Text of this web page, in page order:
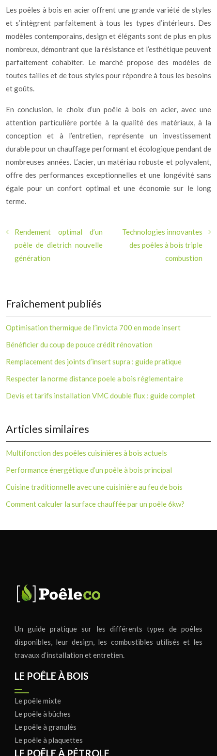
Les poêles à bois en acier offrent une grande variété de styles
et s’intègrent parfaitement à tous les types d’intérieurs. Des
modèles contemporains, design et élégants sont de plus en plus
nombreux, démontrant que la résistance et l’esthétique peuvent
parfaitement cohabiter. Le marché propose des modèles de
toutes tailles et de tous styles pour répondre à tous les besoins
et goûts.
En conclusion, le choix d’un poêle à bois en acier, avec une
attention particulière portée à la qualité des matériaux, à la
conception et à l’entretien, représente un investissement
durable pour un chauffage performant et écologique pendant de
nombreuses années. L’acier, un matériau robuste et polyvalent,
offre des performances exceptionnelles et une longévité sans
égale pour un confort optimal et une économie sur le long
terme.
Rendement optimal d’un
poêle de dietrich nouvelle
génération
Technologies innovantes
des poêles à bois triple
combustion
Fraîchement publiés
Optimisation thermique de l’invicta 700 en mode insert
Bénéficier du coup de pouce crédit rénovation
Remplacement des joints d’insert supra : guide pratique
Respecter la norme distance poele a bois réglementaire
Devis et tarifs installation VMC double flux : guide complet
Articles similaires
Multifonction des poêles cuisinières à bois actuels
Performance énergétique d’un poêle à bois principal
Cuisine traditionnelle avec une cuisinière au feu de bois
Comment calculer la surface chauffée par un poêle 6kw?
Un guide pratique sur les différents types de poêles
disponibles, leur design, les combustibles utilisés et les
travaux d’installation et entretien.
LE POÊLE À BOIS
Le poêle mixte
Le poêle à bûches
Le poêle à granulés
Le poêle à plaquettes
LE POÊLE À PÉTROLE